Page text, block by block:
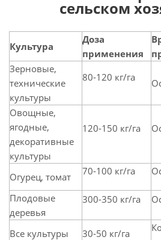
сельском
Культура
Доза
применения
Зерновые,
технические
культуры
80-120 кг/га
Овощные,
ягодные,
декоративные
культуры
120-150 кг/га
Огурец, томат 70-100 кг/га
Плодовые
деревья
300-350 кг/га
Все культуры 30-50 кг/га